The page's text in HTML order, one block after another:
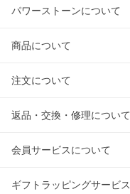
パワーストーンについて
商品について
注文について
返品・交換・修理について
会員サービスについて
ギフトラッピングサービス